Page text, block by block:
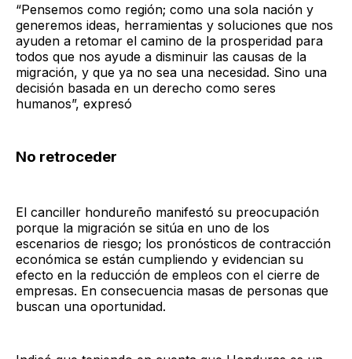
“Pensemos como región; como una sola nación y
generemos ideas, herramientas y soluciones que nos
ayuden a retomar el camino de la prosperidad para
todos que nos ayude a disminuir las causas de la
migración, y que ya no sea una necesidad. Sino una
decisión basada en un derecho como seres
humanos”, expresó
No retroceder
El canciller hondureño manifestó su preocupación
porque la migración se sitúa en uno de los
escenarios de riesgo; los pronósticos de contracción
económica se están cumpliendo y evidencian su
efecto en la reducción de empleos con el cierre de
empresas. En consecuencia masas de personas que
buscan una oportunidad.